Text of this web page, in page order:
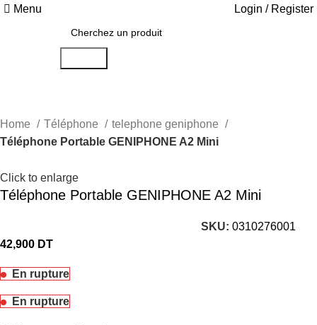
Menu Login / Register
Home Téléphone
telephone geniphone
Téléphone Portable GENIPHONE A2 Mini
Click to enlarge
Téléphone Portable GENIPHONE A2 Mini
SKU:0310276001
42,900 DT
En rupture
En rupture